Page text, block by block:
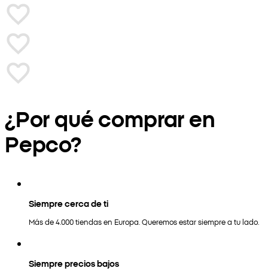
¿Por qué comprar en
Pepco?
Siempre cerca de ti
Más de 4.000 tiendas en Europa. Queremos estar siempre a tu lado.
Siempre precios bajos